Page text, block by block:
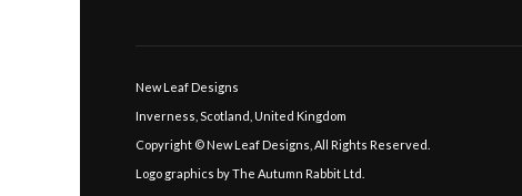
New Leaf Designs
Inverness, Scotland, United Kingdom
Copyright © New Leaf Designs, All Rights Reserved.
Logo graphics by The Autumn Rabbit Ltd.